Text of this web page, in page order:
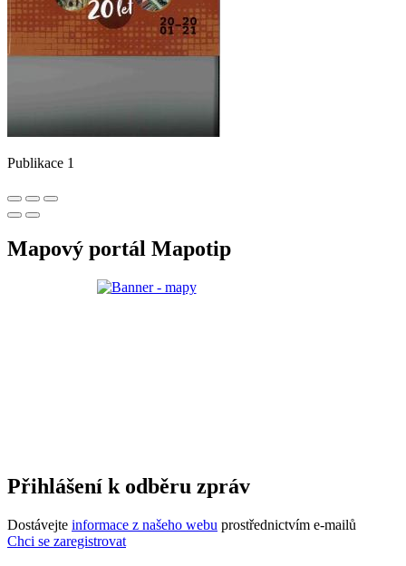
Publikace 1
Mapový portál Mapotip
Přihlášení k odběru zpráv
Dostávejte informace z našeho webu prostřednictvím e-mailů
Chci se zaregistrovat